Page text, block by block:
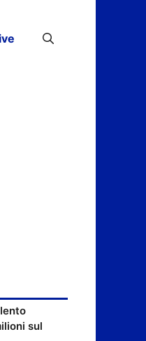
sul